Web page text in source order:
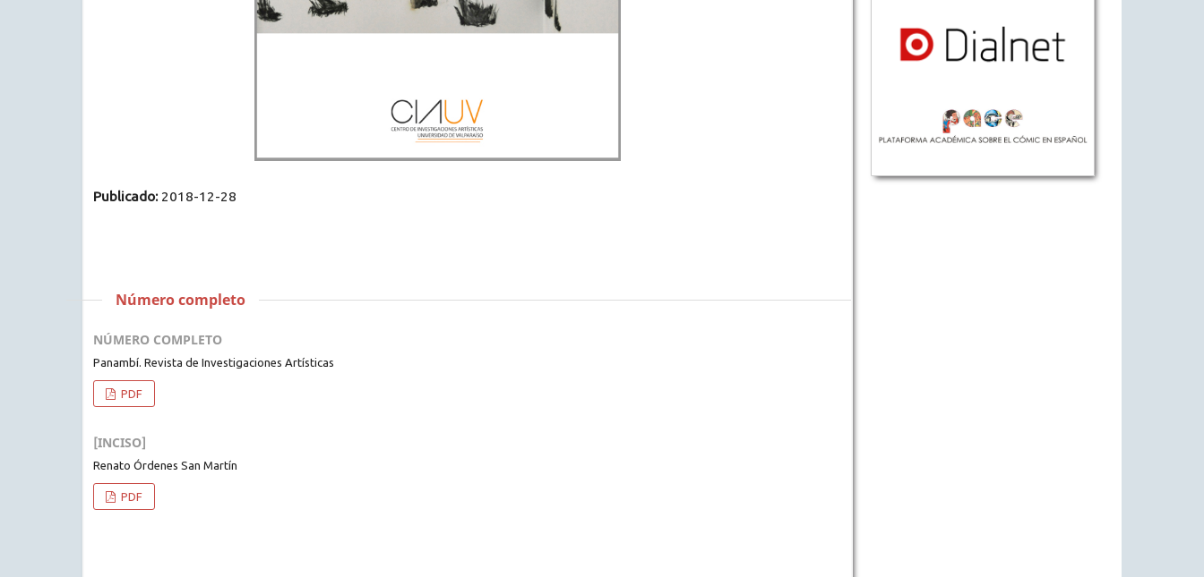
Publicado: 2018-12-28
Número completo
NÚMERO COMPLETO
Panambí. Revista de Investigaciones Artísticas
PDF
[INCISO]
Renato Órdenes San Martín
PDF